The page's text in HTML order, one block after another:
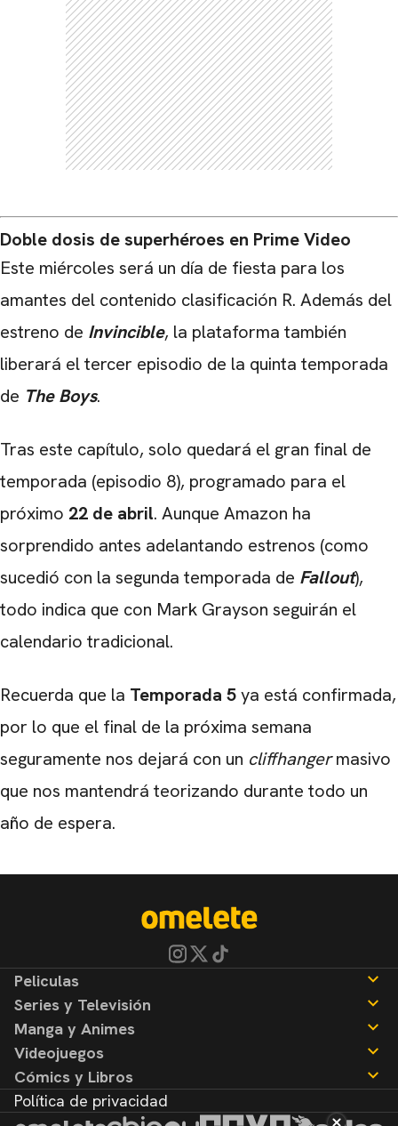
Doble dosis de superhéroes en Prime Video
Este miércoles será un día de fiesta para los
amantes del contenido clasificación R. Además del
estreno de Invincible, la plataforma también
liberará el tercer episodio de la quinta temporada
de The Boys.
Tras este capítulo, solo quedará el gran final de
temporada (episodio 8), programado para el
próximo 22 de abril. Aunque Amazon ha
sorprendido antes adelantando estrenos (como
sucedió con la segunda temporada de Fallout),
todo indica que con Mark Grayson seguirán el
calendario tradicional.
Recuerda que la Temporada 5ya está confirmada,
por lo que el final de la próxima semana
seguramente nos dejará con un cliffhangermasivo
que nos mantendrá teorizando durante todo un
año de espera.
CARREGANDO PUBLICIDADE
Peliculas
Noticias
Reseñas
Series y Televisión
Noticias
Reseñas
Manga y Animes
Noticias
Reseñas
Videojuegos
Noticias
Reseñas
Cómics y Libros
Noticias
Política de privacidad